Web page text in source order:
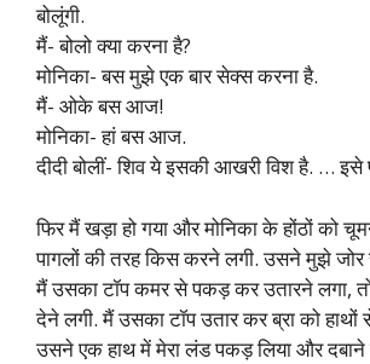
बोलूंगी.
मैं- बोलो क्या करना है?
मोनिका- बस मुझे एक बार सेक्स करना है.
मैं- ओके बस आज!
मोनिका- हां बस आज.
दीदी बोलीं- शिव ये इसकी आखरी विश है. … इसे
फिर मैं खड़ा हो गया और मोनिका के होंठों को
पागलों की तरह किस करने लगी. उसने मुझे जोर
मैं उसका टॉप कमर से पकड़ कर उतारने लगा, तो
देने लगी. मैं उसका टॉप उतार कर ब्रा को हाथों
उसने एक हाथ में मेरा लंड पकड़ लिया और दबाने